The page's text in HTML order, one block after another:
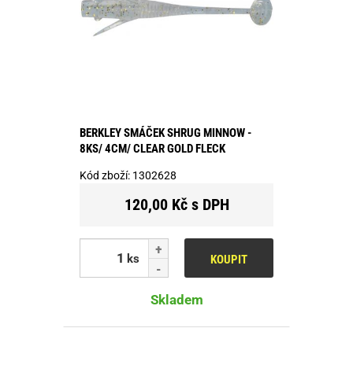
BERKLEY SMÁČEK SHRUG MINNOW -
8KS/ 4CM/ CLEAR GOLD FLECK
Kód zboží: 1302628
120,00 Kč s DPH
ks KOUPIT
Skladem